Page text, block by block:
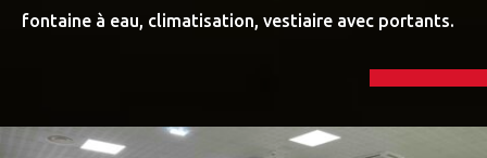
fontaine à eau, climatisation, vestiaire avec portants.